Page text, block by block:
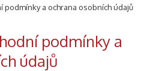
podmínky a ochrana osobních údajů
podmínky a
údajů